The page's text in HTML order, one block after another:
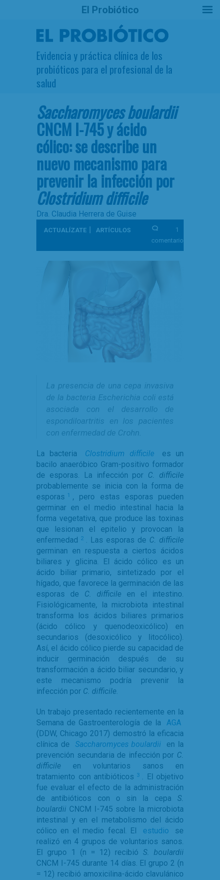
Evidencia y práctica clínica de los
probióticos para el profesional de la
salud
Saccharomyces boulardii
CNCM I-745 y ácido
cólico: se describe un
nuevo mecanismo para
prevenir la infección por
Clostridium difficile
Dra. Claudia Herrera de Guise
ACTUALÍZATE | ARTÍCULOS
1
comentario
La presencia de una cepa invasiva
de la bacteria Escherichia coli está
asociada con el desarrollo de
espondiloartritis en los pacientes
con enfermedad de Crohn.
La bacteria Clostridium difficile
es un
bacilo anaeróbico Gram-positivo formador
de esporas. La infección por C. difficile
probablemente se inicia con la forma de
esporas 1
, pero estas esporas pueden
germinar en el medio intestinal hacia la
forma vegetativa, que produce las toxinas
que lesionan el epitelio y provocan la
enfermedad 2 . Las esporas de C. difficile
germinan en respuesta a ciertos ácidos
biliares y glicina. El ácido cólico es un
ácido biliar primario, sintetizado por el
hígado, que favorece la germinación de las
esporas de C. difficile en el intestino.
Fisiológicamente, la microbiota intestinal
transforma los ácidos biliares primarios
(ácido cólico y quenodeoxicólico) en
secundarios (desoxicólico y litocólico).
Así, el ácido cólico pierde su capacidad de
inducir germinación después de su
transformación a ácido biliar secundario, y
este mecanismo podría prevenir la
infección por C. difficile.
Un trabajo presentado recientemente en la
Semana de Gastroenterología de la
AGA
(DDW, Chicago 2017) demostró la eficacia
clínica de
Saccharomyces boulardii
en la
prevención secundaria de infección por C.
difficile en voluntarios sanos en
tratamiento con antibióticos 3 . El objetivo
fue evaluar el efecto de la administración
de antibióticos con o sin la cepa S.
boulardii CNCM I-745 sobre la microbiota
intestinal y en el metabolismo del ácido
cólico en el medio fecal. El
estudio
se
realizó en 4 grupos de voluntarios sanos.
El grupo 1 (n = 12) recibió S. boulardii
CNCM I-745 durante 14 días. El grupo 2 (n
= 12) recibió amoxicilina-ácido clavulánico
El Probiótico